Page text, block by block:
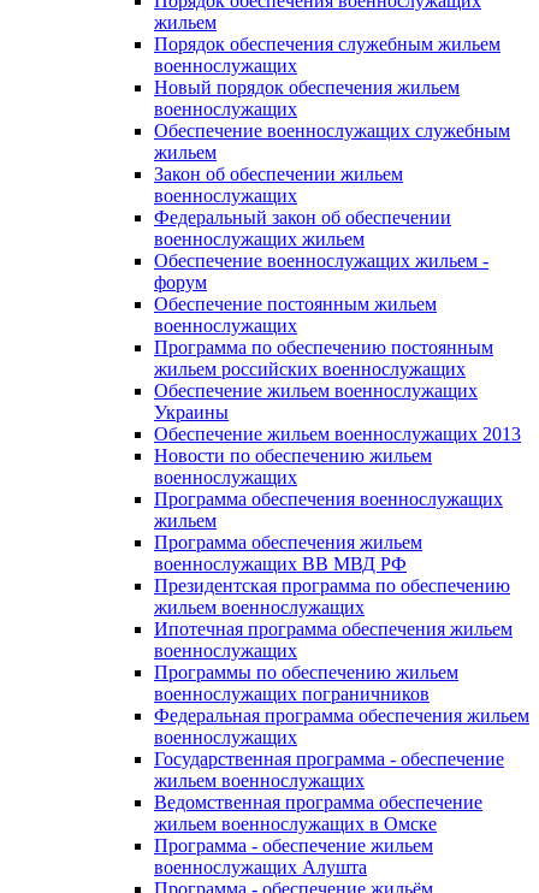
жильем
Порядок обеспечения служебным жильем
военнослужащих
Новый порядок обеспечения жильем
военнослужащих
Обеспечение военнослужащих служебным
жильем
Закон об обеспечении жильем
военнослужащих
Федеральный закон об обеспечении
военнослужащих жильем
Обеспечение военнослужащих жильем -
форум
Обеспечение постоянным жильем
военнослужащих
Программа по обеспечению постоянным
жильем российских военнослужащих
Обеспечение жильем военнослужащих
Украины
Обеспечение жильем военнослужащих 2013
Новости по обеспечению жильем
военнослужащих
Программа обеспечения военнослужащих
жильем
Программа обеспечения жильем
военнослужащих ВВ МВД РФ
Президентская программа по обеспечению
жильем военнослужащих
Ипотечная программа обеспечения жильем
военнослужащих
Программы по обеспечению жильем
военнослужащих пограничников
Федеральная программа обеспечения жильем
военнослужащих
Государственная программа - обеспечение
жильем военнослужащих
Ведомственная программа обеспечение
жильем военнослужащих в Омске
Программа - обеспечение жильем
военнослужащих Алушта
Программа - обеспечение жильём